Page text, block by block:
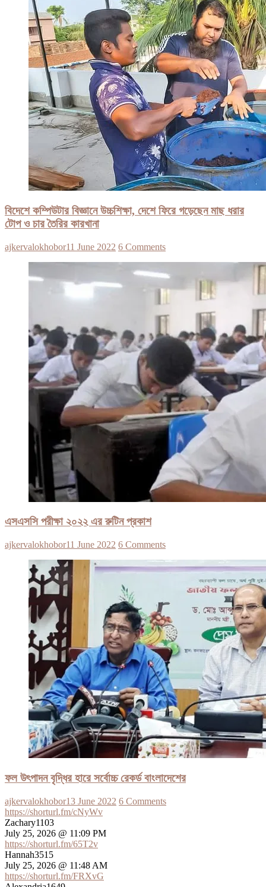
বিদেশে কম্পিউটার বিজ্ঞানে উচ্চশিক্ষা, দেশে ফিরে গড়েছেন মাছ ধরার
টোপ ও চার তৈরির কারখানা
ajkervalokhobor11 June 2022 6 Comments
এসএসসি পরীক্ষা ২০২২ এর রুটিন প্রকাশ
ajkervalokhobor11 June 2022 6 Comments
ফল উৎপাদন বৃদ্ধির হারে সর্বোচ্চ রেকর্ড বাংলাদেশের
ajkervalokhobor13 June 2022 6 Comments
https://shorturl.fm/cNyWv
Zachary1103
July 25, 2026 @ 11:09 PM
https://shorturl.fm/65T2v
Hannah3515
July 25, 2026 @ 11:48 AM
https://shorturl.fm/FRXvG